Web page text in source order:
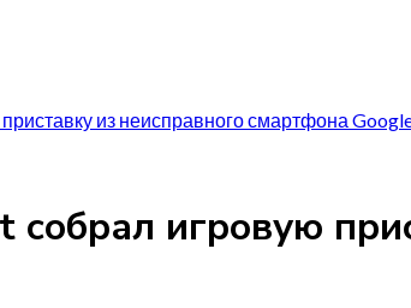
из неисправного смартфона
собрал игровую